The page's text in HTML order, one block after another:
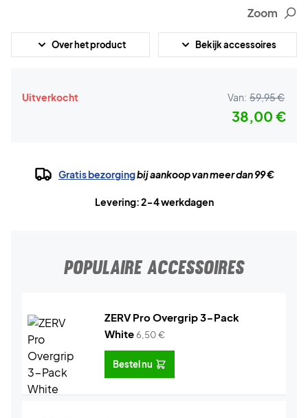
Zoom
Over het product Bekijk accessoires
Uitverkocht Van: 59,95 €
38,00 €
Gratis bezorgingbij aankoop van meer dan 99 €
Levering: 2-4 werkdagen
POPULAIRE ACCESSOIRES
ZERV Pro Overgrip 3-Pack
White6,50€
Bestel nu